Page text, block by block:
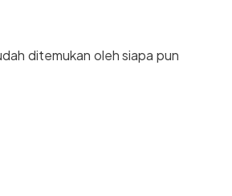
ditemukan oleh siapa pun